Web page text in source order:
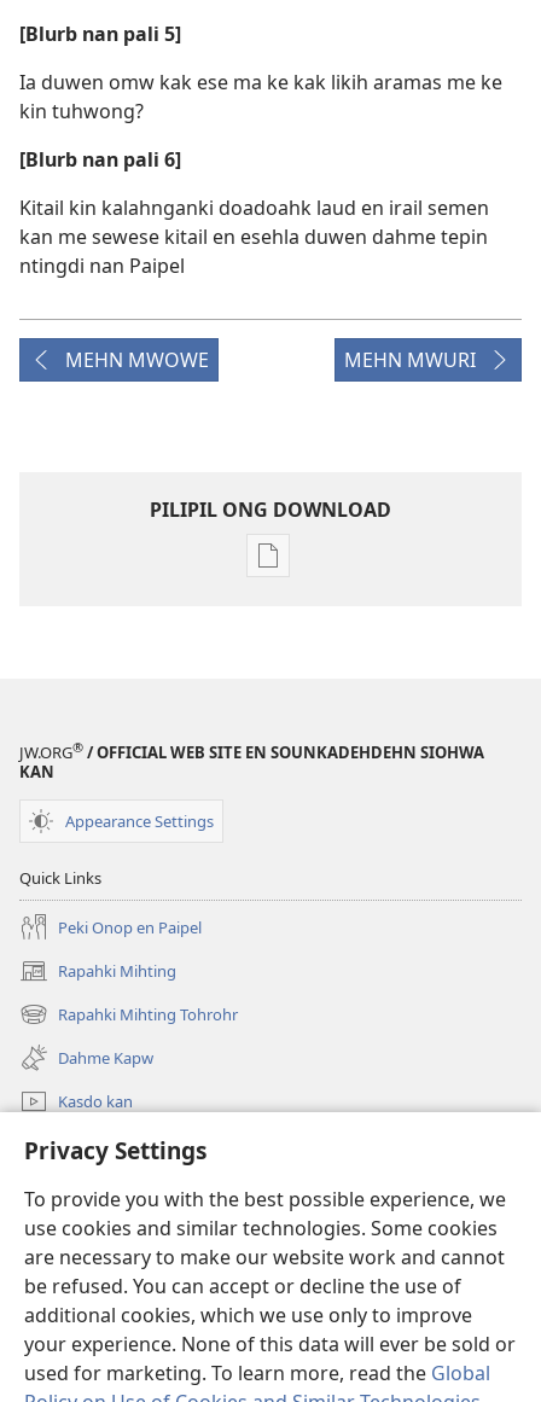
Privacy Settings
To provide you with the best possible experience, we
use cookies and similar technologies. Some cookies
are necessary to make our website work and cannot
be refused. You can accept or decline the use of
additional cookies, which we use only to improve
your experience. None of this data will ever be sold or
used for marketing. To learn more, read the Global
[Blurb nan pali 5]
Ia duwen omw kak ese ma ke kak likih aramas me ke
kin tuhwong?
[Blurb nan pali 6]
Kitail kin kalahnganki doadoahk laud en irail semen
kan me sewese kitail en esehla duwen dahme tepin
ntingdi nan Paipel
MEHN MWOWE MEHN MWURI
PILIPIL ONG DOWNLOAD
Digital
May 2010
JW.ORG® / OFFICIAL WEB SITE EN SOUNKADEHDEHN SIOHWA
KAN
Appearance Settings
Quick Links
Peki Onop en Paipel
Rapahki Mihting
(opens
new
window)
Rapahki Mihting Tohrohr
(opens
new
window)
Dahme Kapw
Kasdo kan
Rapahki
Donations
(opens
new
window)Watchtower ONLINE LIBRARY™
(opens
new
window)JW Hub ®
(opens
new
window)